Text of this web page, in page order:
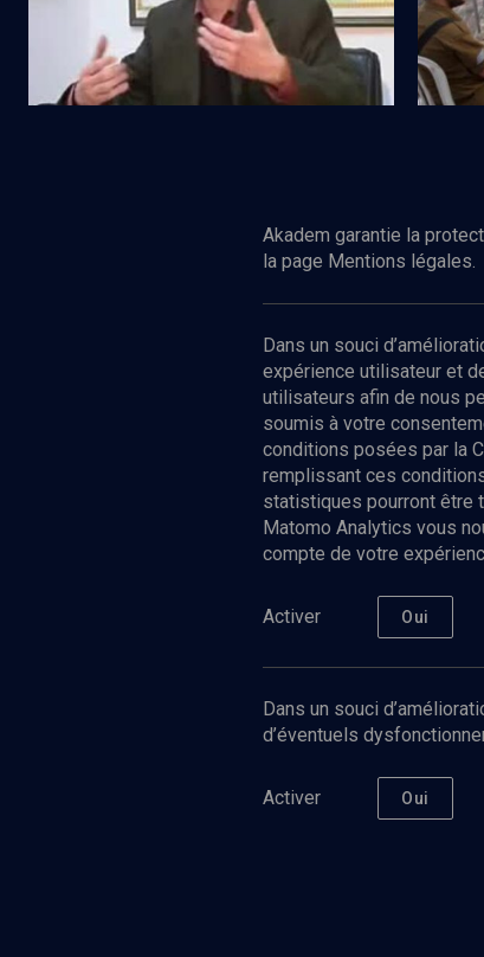
Nos
Culture
Akadem garantie la
la page Mentions légales.
Dans un souci
expérience utilisateur et
utilisateurs afin de nous
soumis à votre
conditions posées par la
remplissant ces
statistiques pourront être
Matomo Analytics vous
compte de votre
Activer Oui
Dans un souci
d’éventuels
Activer Oui